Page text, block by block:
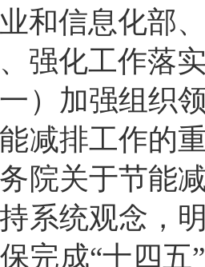
和信息化部
化工作落
加强组织领
减排工作的
院关于节能
系统观念，
完成“十四